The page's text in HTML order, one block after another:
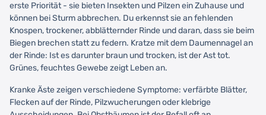
erste Priorität - sie bieten Insekten und Pilzen ein Zuhause und
können bei Sturm abbrechen. Du erkennst sie an fehlenden
Knospen, trockener, abblätternder Rinde und daran, dass sie beim
Biegen brechen statt zu federn. Kratze mit dem Daumennagel an
der Rinde: Ist es darunter braun und trocken, ist der Ast tot.
Grünes, feuchtes Gewebe zeigt Leben an.
Kranke Äste zeigen verschiedene Symptome: verfärbte Blätter,
Flecken auf der Rinde, Pilzwucherungen oder klebrige